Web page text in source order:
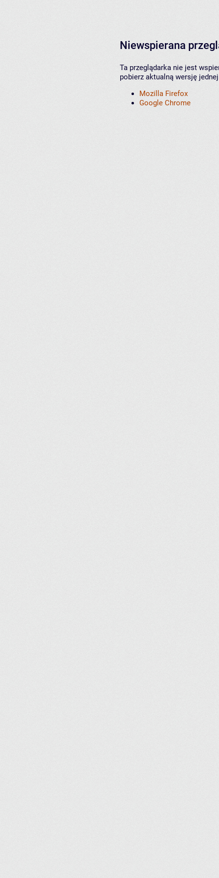
Niewspierana
Ta przeglądarka nie jest
pobierz aktualną wersję
Mozilla Firefox
Google Chrome